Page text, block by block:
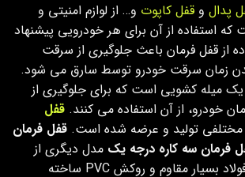
پدال و قفل کاپوت و… از لوازم امنیتی و
استفاده از آن برای هر خودرویی پیشنهاد
از قفل فرمان باعث جلوگیری از سرقت
زمان سرقت خودرو توسط سارق می شود.
میله‌ کشویی است که برای جلوگیری از
خودرو، از آن استفاده می کنند. قفل
تولید و عرضه شده است. قفل فرمان
فرمان سه کاره درجه یک مدل دیگری از
قفل فرمان است از فولاد بسیار مقاوم و روکش PVC ساخته